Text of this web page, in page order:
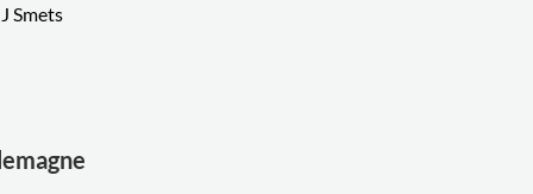
Smets